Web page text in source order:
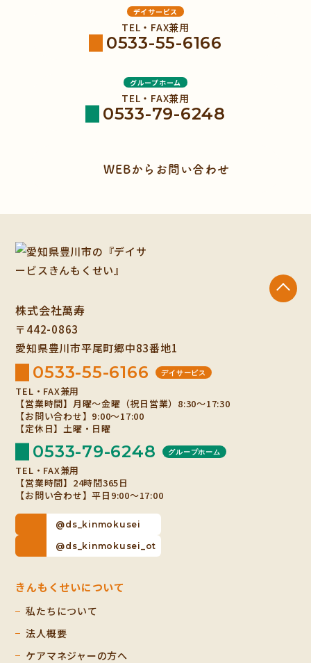
デイサービス
TEL・FAX兼用
0533-55-6166
グループホーム
TEL・FAX兼用
0533-79-6248
WEBからお問い合わせ
株式会社萬寿
〒442-0863
愛知県豊川市平尾町郷中83番地1
0533-55-6166 デイサービス
TEL・FAX兼用
【営業時間】月曜～金曜（祝日営業）8:30～17:30
【お問い合わせ】9:00～17:00
【定休日】土曜・日曜
0533-79-6248 グループホーム
TEL・FAX兼用
【営業時間】24時間365日
【お問い合わせ】平日9:00～17:00
@ds_kinmokusei
@ds_kinmokusei_ot
きんもくせいについて
私たちについて
法人概要
ケアマネジャーの方へ